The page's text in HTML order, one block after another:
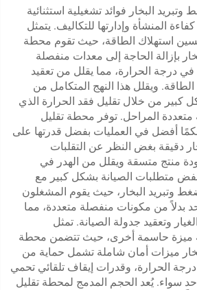
البخار فوائد تشغيلية استثنائية
المنشأة وإدارتها للتكاليف. يتمثل
استهلاك الطاقة، حيث تقوم محطة
بإزالة الحاجة إلى معدات منفصلة
درجة الحرارة، مما يقلل من تعقيد
ويقلل هذا النهج المتكامل من
كبير من خلال تقليل فقد الحرارة الذي
المراحل. توفر محطة تقليل
أفضل في العمليات بفضل قدرتها على
دقيقة بغض النظر عن التقلبات
منتج متسقة ويقلل من الهدر في
متطلبات الصيانة بشكل كبير مع
وتبريد البخار، حيث يقوم المشغلون
بدلاً من مكونات منفصلة متعددة، مما
وتعقيد جدولة الصيانة. تمثل
ميزة حاسمة أخرى، حيث تتضمن محطة
ميزات أمان شاملة تشمل حماية من
الحرارة، وقدرات إيقاف تلقائي تحمي
سواء. يُعد الحجم المدمج لمحطة تقليل